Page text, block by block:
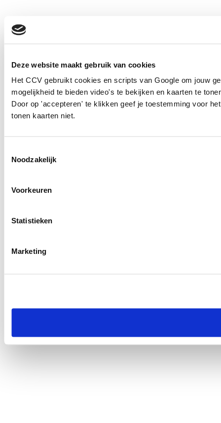
Deze website maakt gebruik van cookies
Het CCV gebruikt cookies en scripts van Google om jouw
mogelijkheid te bieden video's te bekijken en kaarten te
Door op 'accepteren' te klikken geef je toestemming voor
tonen kaarten niet.
Noodzakelijk
Voorkeuren
Statistieken
Marketing